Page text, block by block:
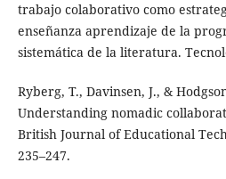
trabajo colaborativo como
enseñanza aprendizaje de la
sistemática de la literatura.
Ryberg, T., Davinsen, J., &
Understanding nomadic
British Journal of Educational
235–247.